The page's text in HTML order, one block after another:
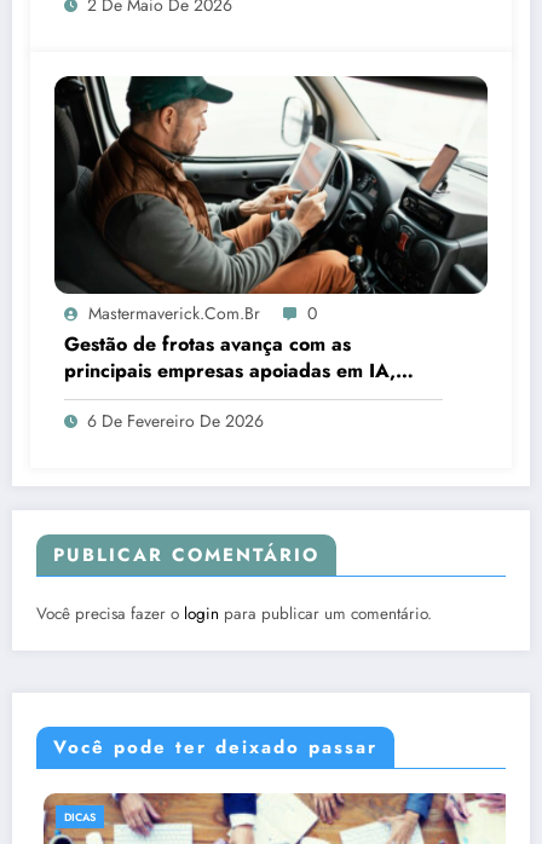
2 De Maio De 2026
Mastermaverick.com.br 0
Gestão de frotas avança com as
principais empresas apoiadas em IA,
aponta estudo
6 De Fevereiro De 2026
PUBLICAR COMENTÁRIO
Você precisa fazer o login para publicar um comentário.
Você pode ter deixado passar
DICAS